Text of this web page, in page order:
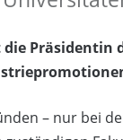
Präsidentin
– nur bei